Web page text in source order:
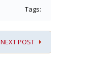
Tags:
NEXT POST